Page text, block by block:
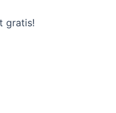
gratis!